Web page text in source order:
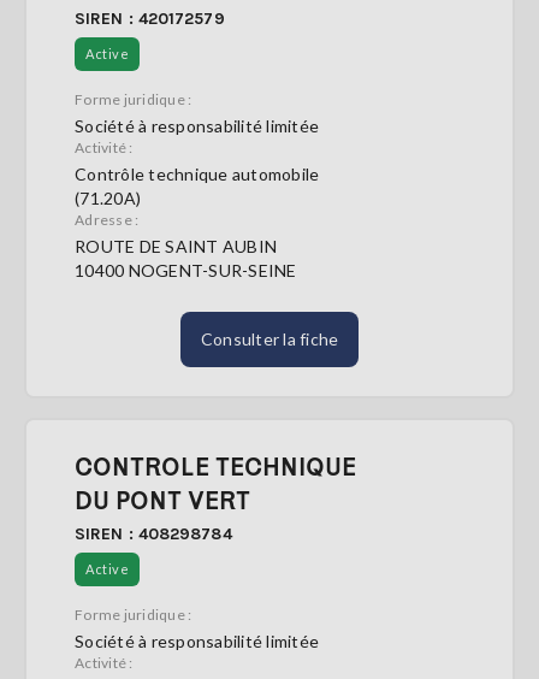
SIREN : 420172579
Active
Forme juridique :
Société à responsabilité limitée
Activité :
Contrôle technique automobile
(71.20A)
Adresse :
ROUTE DE SAINT AUBIN
10400 NOGENT-SUR-SEINE
Consulter la fiche
CONTROLE TECHNIQUE
DU PONT VERT
SIREN : 408298784
Active
Forme juridique :
Société à responsabilité limitée
Activité :